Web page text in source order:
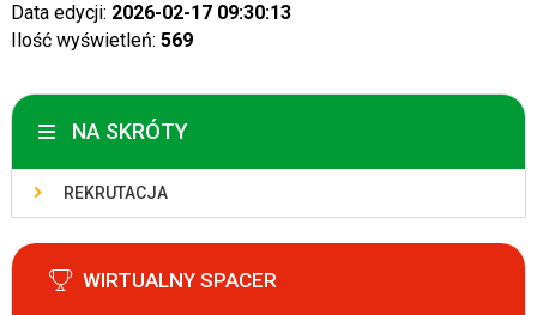
Data edycji: 2026-02-17 09:30:13
Ilość wyświetleń: 569
NA SKRÓTY
REKRUTACJA
WIRTUALNY SPACER